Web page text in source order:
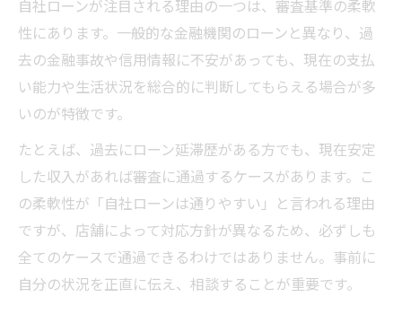
自社ローンが注目される理由の一つは、審査基準の柔軟
性にあります。一般的な金融機関のローンと異なり、過
去の金融事故や信用情報に不安があっても、現在の支払
い能力や生活状況を総合的に判断してもらえる場合が多
いのが特徴です。
たとえば、過去にローン延滞歴がある方でも、現在安定
した収入があれば審査に通過するケースがあります。こ
の柔軟性が「自社ローンは通りやすい」と言われる理由
ですが、店舗によって対応方針が異なるため、必ずしも
全てのケースで通過できるわけではありません。事前に
自分の状況を正直に伝え、相談することが重要です。